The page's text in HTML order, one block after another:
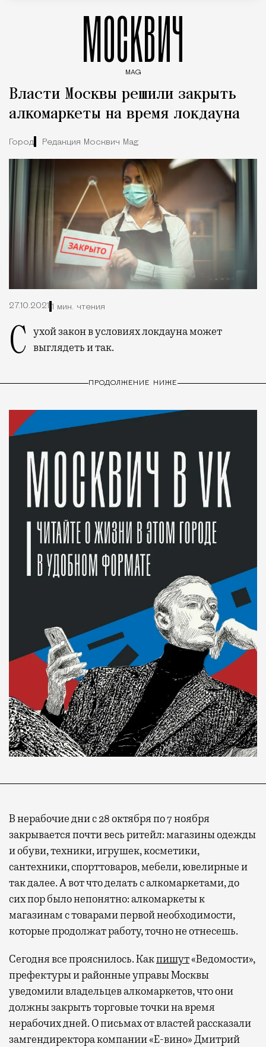
МОСКВИЧ
MAG
Власти Москвы решили закрыть
алкомаркеты на время локдауна
Город Редакция Москвич Mag
27.10.2021 1 мин. чтения
Сухой закон в условиях локдауна может выглядеть и так.
ПРОДОЛЖЕНИЕ НИЖЕ
В нерабочие дни с 28 октября по 7 ноября
закрывается почти весь ритейл: магазины одежды
и обуви, техники, игрушек, косметики,
сантехники, спорттоваров, мебели, ювелирные и
так далее. А вот что делать с алкомаркетами, до
сих пор было непонятно: алкомаркеты к
магазинам с товарами первой необходимости,
которые продолжат работу, точно не отнесешь.
Сегодня все прояснилось. Какпишут«Ведомости»,
префектуры и районные управы Москвы
уведомили владельцев алкомаркетов, что они
должны закрыть торговые точки на время
нерабочих дней. О письмах от властей рассказали
замгендиректора компании «Е-вино» Дмитрий